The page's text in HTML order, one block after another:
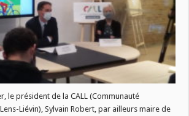
CALL
PRESENTE
SES
OBJECTIFS
2021
ET
NOUVEAU
LOGO
le président de la CALL (Communauté
Liévin), Sylvain Robert, par ailleurs maire de